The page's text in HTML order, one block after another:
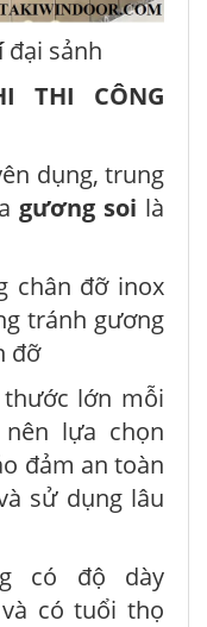
đại sảnh
THI CÔNG
dụng, trung
gương soi là
chân đỡ inox
tránh gương
đỡ
lớn mỗi
lựa chọn
đảm an toàn
sử dụng lâu
có độ dày
có tuổi thọ